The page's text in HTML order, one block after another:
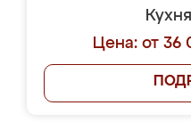
Цена: от 36